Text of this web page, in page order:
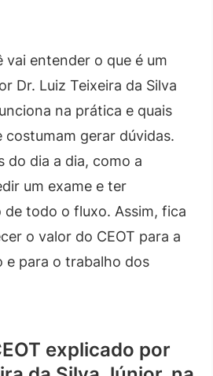
entender o que é um
Dr. Luiz Teixeira da Silva
na prática e quais
costumam gerar dúvidas.
do dia a dia, como a
um exame e ter
todo o fluxo. Assim, fica
o valor do CEOT para a
e para o trabalho dos
explicado por